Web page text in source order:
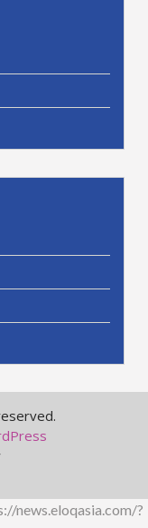
news.eloqasia.com/?